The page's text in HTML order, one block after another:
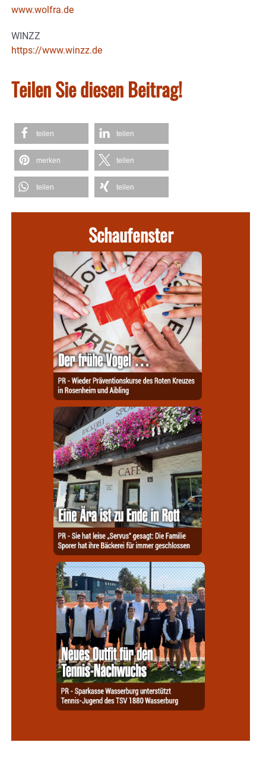
www.wolfra.de
WINZZ
https://www.winzz.de
Teilen Sie diesen Beitrag!
teilen teilen
merken teilen
teilen teilen
Schaufenster